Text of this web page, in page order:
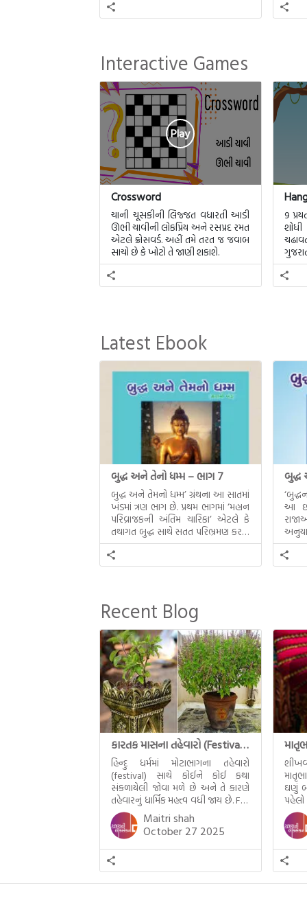
છે. કેટલાક લોકો માટે ક્રોસવર્ડ
માનસ(Mind) યોગા છે.
Interactive Games
Play
Crossword
ચાની ચૂસકીની લિજ્જત વધારતી આડી
ઊભી ચાવીની લોકપ્રિય અને રસપ્રદ રમત
એટલે ક્રોસવર્ડ. અહીં તમે તરત જ જવાબ
સાચો છે કે ખોટો તે જાણી શકાશે.
9
શકાશે.
Latest Ebook
બુદ્ધ અને તેનો ધમ્મ – ભાગ 7
બુદ્ધ અને તેમનો ધમ્મ’ ગ્રંથના આ સાતમાં
ખંડમાં ત્રણ ભાગ છે. પ્રથમ ભાગમાં ‘મહાન
પરિવ્રાજકની અંતિમ ચારિકા’ એટલે કે
તથાગત બુદ્ધ સાથે સતત પરિભ્રમણ કરતા
સહચારીઓ સાથે ફરી એકવારની
મુલાકાત, બીજા ભાગમાં તથાગતે
વૈશાલીથી વિદાય લીધી તે અને ત્રીજા
દૃશ્યો અંકિત થયાં છે. ટૂંકમાં બુદ્ધનાં
જીવનના અંતિમ દિવસોની યાત્રાનો
પરિપાક જોવા મળે […]
બુદ્ધ
આ
Recent Blog
કારતક માસના તહેવારો (Festival of Kartik)
હિન્દુ ધર્મમાં મોટાભાગના તહેવારો
(festival) સાથે કોઈને કોઈ કથા
સંકળાયેલી જોવા મળે છે અને તે કારણે
તહેવારનું ધાર્મિક મહત્ત્વ વધી જાય છે. For
example, હાલમાં જ પ્રકાશનો તહેવાર
દિવાળી(diwali)ની ઉજવણી થઈ. પરંતુ
અષાઢ મહિનામાં આવતી દેવપોઢી
અગિયારસથી લઈને કારતિક સુદ
અગિયારસના રોજ આવતી દેવ ઊઠી
અગિયારસ વચ્ચે મોટેભાગે યજ્ઞોપવીત
સંસ્કાર, લગ્ન, દીક્ષાગ્રહણ, યજ્ઞ, ગૃહપ્રવેશ
Maitri shah
October 27 2025
ઘણું
મમ
નથી